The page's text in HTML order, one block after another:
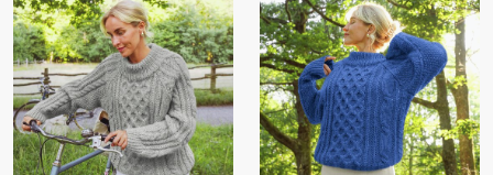
Fra: 1.127,00 per pakke
+
1.308,00
Fra: 392,40 -70 % per
pakke